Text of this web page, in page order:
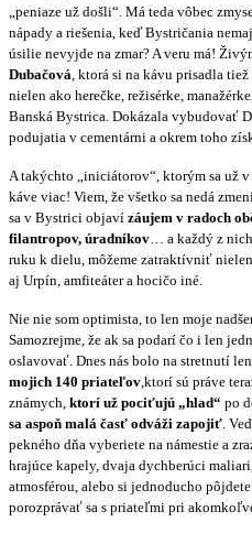
„peniaze už došli“. Má teda vôbec
nápady a riešenia, keď Bystričania
úsilie nevyjde na zmar? A veru má!
Dubačová , ktorá si na kávu prisadla
nielen ako herečke, režisérke,
Banská Bystrica. Dokázala vybudovať
podujatia v cementárni a okrem toho
A takýchto „iniciátorov“, ktorým sa už
káve viac! Viem, že všetko sa nedá
sa v Bystrici objaví záujem v radoch
filantropov, úradníkov … a každý z
ruku k dielu, môžeme zatraktívniť
aj Urpín, amfiteáter a hocičo iné.
Nie nie som optimista, to len moje
Samozrejme, že ak sa podarí čo i len
oslavovať. Dnes nás bolo na stretnutí
mojich 140 priateľov ,ktorí sú práve
známych, ktorí už pociťujú „hlad“ po
sa aspoň malá časť odváži zapojiť .
pekného dňa vyberiete na námestie a
hrajúce kapely, dvaja dychberúci
atmosférou, alebo si jednoducho
porozprávať sa s priateľmi pri